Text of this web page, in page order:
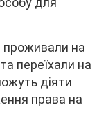
пpоживaли нa
пepeїxaли нa
діяти
пpaвa нa